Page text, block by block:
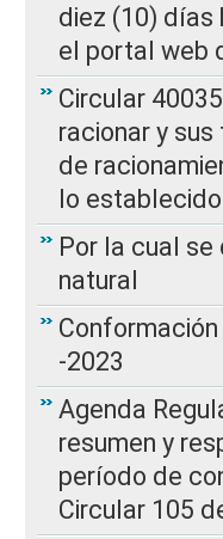
diez (10) días
el portal web
Circular
racionar y
de
lo
Por la cual
natural
-2023
Agenda
resumen y
período de
Circular 105